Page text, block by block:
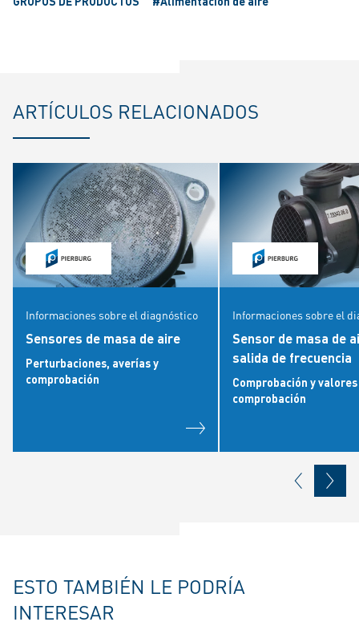
ARTÍCULOS RELACIONADOS
Informaciones sobre el diagnóstico
Sensores de masa de aire
Perturbaciones, averías y
comprobación
Informaciones sobre el
Sensor de masa de
salida de frecuencia
Comprobación y
comprobación
ESTO TAMBIÉN LE PODRÍA
INTERESAR